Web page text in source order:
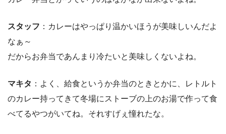
スタッフ ：カレーはやっぱり温かいほうが美味しいんだよ
なぁ～
だからお弁当であんまり冷たいと美味しくないよね。
マキタ ：よく、給食というか弁当のときとかに、レトルト
のカレー持ってきて冬場にストーブの上のお湯で作って食
べてるやつがいてね。それすげぇ憧れたな。